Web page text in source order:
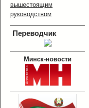
вышестоящим
руководством
Переводчик
Минск-новости